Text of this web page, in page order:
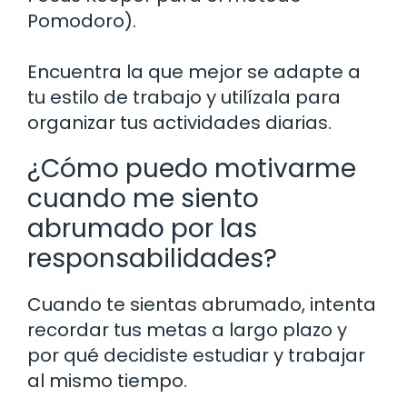
Pomodoro).
Encuentra la que mejor se adapte a
tu estilo de trabajo y utilízala para
organizar tus actividades diarias.
¿Cómo puedo motivarme
cuando me siento
abrumado por las
responsabilidades?
Cuando te sientas abrumado, intenta
recordar tus metas a largo plazo y
por qué decidiste estudiar y trabajar
al mismo tiempo.